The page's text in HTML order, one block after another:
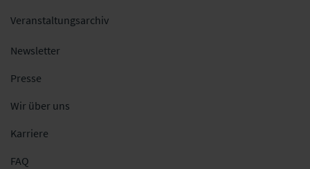
Veranstaltungsarchiv
Newsletter
Presse
Wir über uns
Karriere
FAQ